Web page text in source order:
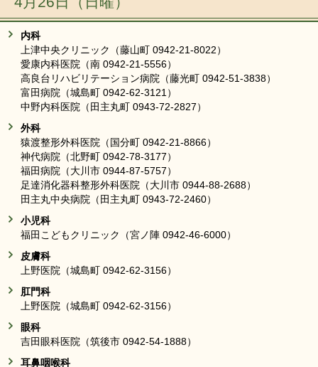
内科
上津中央クリニック（藤山町 0942-21-8022）
愛康内科医院（南 0942-21-5556）
高良台リハビリテーション病院（藤光町 0942-51-3838）
富田病院（城島町 0942-62-3121）
中野内科医院（田主丸町 0943-72-2827）
外科
猿渡整形外科医院（国分町 0942-21-8866）
神代病院（北野町 0942-78-3177）
福田病院（大川市 0944-87-5757）
足達消化器科整形外科医院（大川市 0944-88-2688）
田主丸中央病院（田主丸町 0943-72-2460）
小児科
福田こどもクリニック（宮ノ陣 0942-46-6000）
皮膚科
上野医院（城島町 0942-62-3156）
肛門科
上野医院（城島町 0942-62-3156）
眼科
吉田眼科医院（筑後市 0942-54-1888）
耳鼻咽喉科